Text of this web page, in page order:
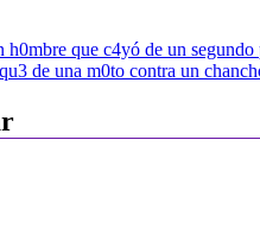
que c4yó de un
de una m0to contra un